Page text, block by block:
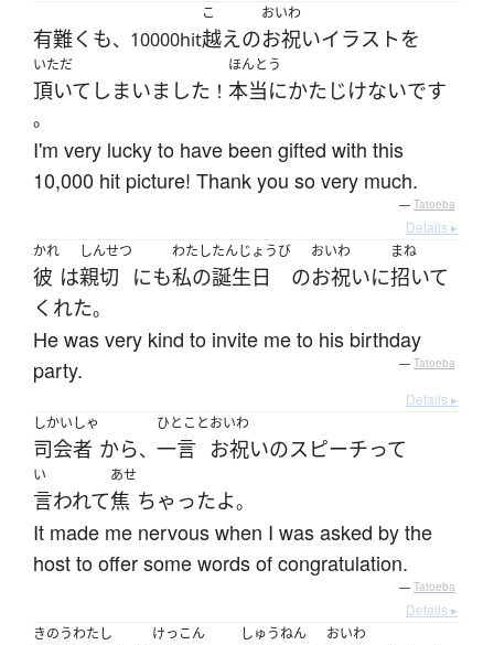
有難く も、10000hit
こ
越えの
おいわ
お祝いイラスト を
いただ
頂いて しまいました ！
ほんとう
本当にかたじけないです
。
I'm very lucky to have been gifted with this
10,000 hit picture! Thank you so very much.
— Tatoeba
Details ▸
かれ
彼 は
しんせつ
親切 にも
わたし
私の
たんじょうび
誕生日 の
おいわ
お祝いに
まね
招いて
くれた。
He was very kind to invite me to his birthday
party.
— Tatoeba
Details ▸
しかいしゃ
司会者 から、
ひとこと
一言
おいわ
お祝いのスピーチって
い
言われて
あせ
焦 ちゃったよ。
It made me nervous when I was asked by the
host to offer some words of congratulation.
— Tatoeba
Details ▸
きのうわたし けっこん しゅうねん おいわ